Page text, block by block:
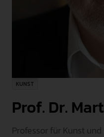
KUNST
Prof. Dr.
Professor für Kunst